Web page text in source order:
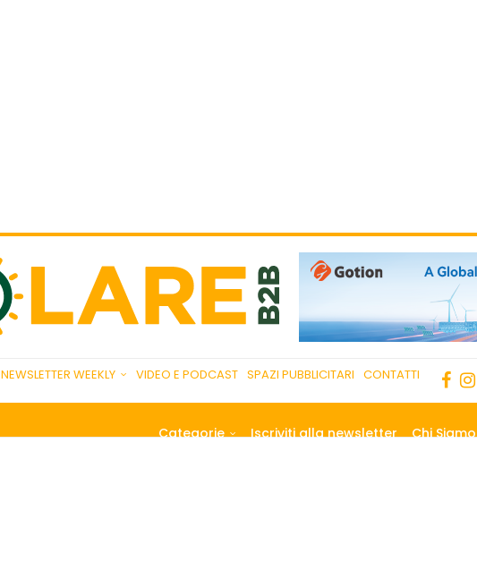
NEWSLETTER WEEKLY VIDEO E PODCAST SPAZI PUBBLICITARI CONTATTI
Categorie Iscriviti alla newsletter Chi Siamo